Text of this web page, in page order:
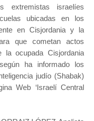
extremistas israelíes
ubicadas en los
en Cisjordania y la
que cometan actos
la ocupada Cisjordania
ha informado los
judío (Shabak)
Web ‘Israelí Central